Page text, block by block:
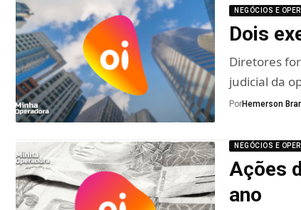
NEGÓCIOS E
Dois
Diretores
judicial da
PorHemerson
NEGÓCIOS E
Ações
ano